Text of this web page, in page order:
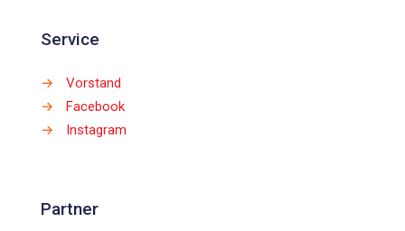
Service
→
Vorstand
→
Facebook
→
Instagram
Partner